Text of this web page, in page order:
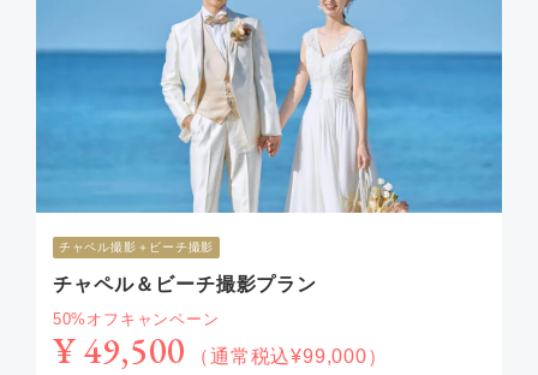
チャペル撮影＋ビーチ撮影
チャペル＆ビーチ撮影プラン
50%オフキャンペーン
¥ 49,500 （通常税込¥99,000）